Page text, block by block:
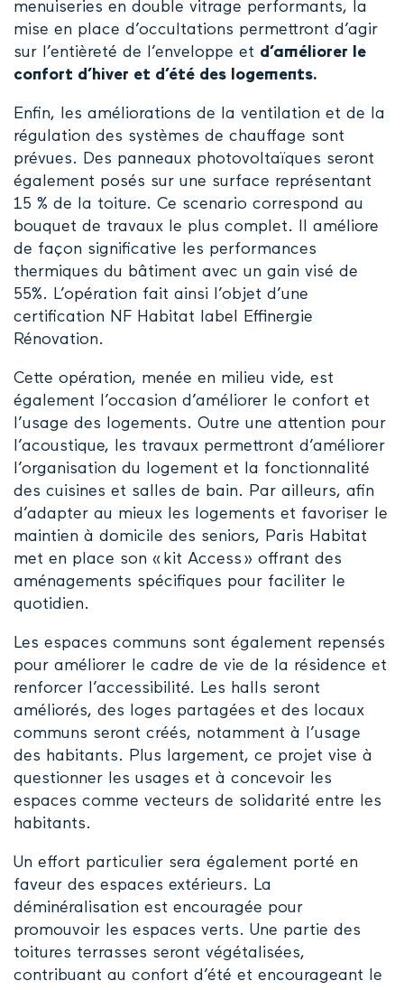
menuiseries en double vitrage performants, la
mise en place d’occultations permettront d’agir
sur l’entièreté de l’enveloppe et d’améliorer le
confort d’hiver et d’été des logements.
Enfin, les améliorations de la ventilation et de la
régulation des systèmes de chauffage sont
prévues. Des panneaux photovoltaïques seront
également posés sur une surface représentant
15 % de la toiture. Ce scenario correspond au
bouquet de travaux le plus complet. Il améliore
de façon significative les performances
thermiques du bâtiment avec un gain visé de
55%. L’opération fait ainsi l’objet d’une
certification NF Habitat label Effinergie
Rénovation.
Cette opération, menée en milieu vide, est
également l’occasion d’améliorer le confort et
l’usage des logements. Outre une attention pour
l’acoustique, les travaux permettront d’améliorer
l’organisation du logement et la fonctionnalité
des cuisines et salles de bain. Par ailleurs, afin
d’adapter au mieux les logements et favoriser le
maintien à domicile des seniors, Paris Habitat
met en place son « kit Access » offrant des
aménagements spécifiques pour faciliter le
quotidien.
Les espaces communs sont également repensés
pour améliorer le cadre de vie de la résidence et
renforcer l’accessibilité. Les halls seront
améliorés, des loges partagées et des locaux
communs seront créés, notamment à l’usage
des habitants. Plus largement, ce projet vise à
questionner les usages et à concevoir les
espaces comme vecteurs de solidarité entre les
habitants.
Un effort particulier sera également porté en
faveur des espaces extérieurs. La
déminéralisation est encouragée pour
promouvoir les espaces verts. Une partie des
toitures terrasses seront végétalisées,
contribuant au confort d’été et encourageant le